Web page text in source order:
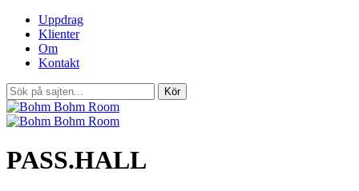
Uppdrag
Klienter
Om
Kontakt
PASS.HALL